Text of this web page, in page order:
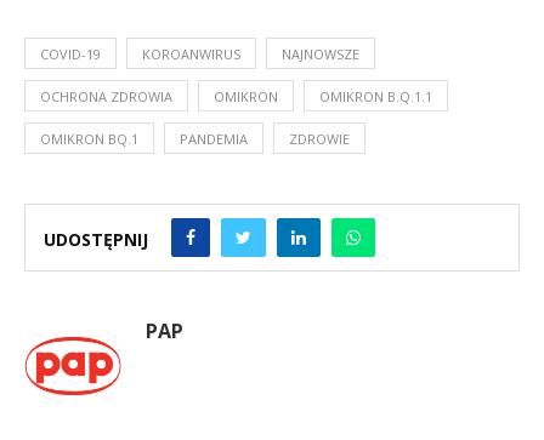
COVID-19 KOROANWIRUS NAJNOWSZE
OCHRONA ZDROWIA OMIKRON OMIKRON B.Q.1.1
OMIKRON BQ.1 PANDEMIA ZDROWIE
UDOSTĘPNIJ
PAP